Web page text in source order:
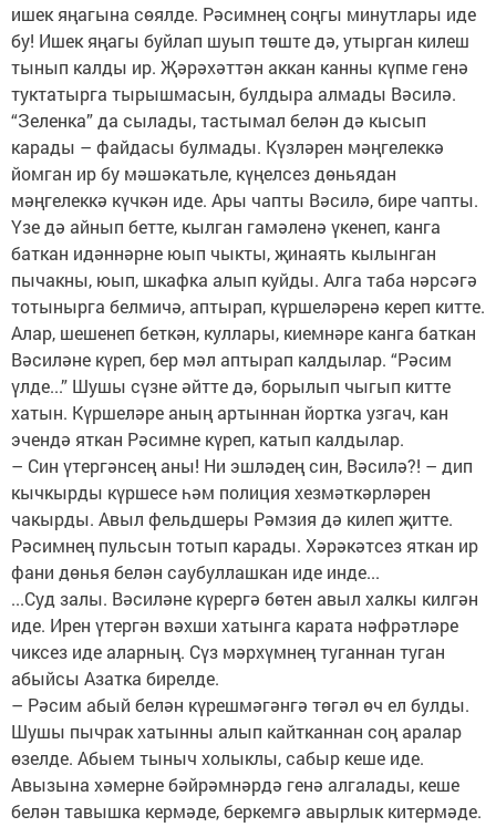
ишек яңагына сөялде. Рәсимнең соңгы минутлары иде
бу! Ишек яңагы буйлап шуып төште дә, утырган килеш
тынып калды ир. Җәрәхәттән аккан канны күпме генә
туктатырга тырышмасын, булдыра алмады Вәсилә.
“Зеленка” да сылады, тастымал белән дә кысып
карады – файдасы булмады. Күзләрен мәңгелеккә
йомган ир бу мәшәкатьле, күңелсез дөньядан
мәңгелеккә күчкән иде. Ары чапты Вәсилә, бире чапты.
Үзе дә айнып бетте, кылган гамәленә үкенеп, канга
баткан идәннәрне юып чыкты, җинаять кылынган
пычакны, юып, шкафка алып куйды. Алга таба нәрсәгә
тотынырга белмичә, аптырап, күршеләренә кереп китте.
Алар, шешенеп беткән, куллары, киемнәре канга баткан
Вәсиләне күреп, бер мәл аптырап калдылар. “Рәсим
үлде...” Шушы сүзне әйтте дә, борылып чыгып китте
хатын. Күршеләре аның артыннан йортка узгач, кан
эчендә яткан Рәсимне күреп, катып калдылар.
– Син үтергәнсең аны! Ни эшләдең син, Вәсилә?! – дип
кычкырды күршесе һәм полиция хезмәткәрләрен
чакырды. Авыл фельдшеры Рәмзия дә килеп җитте.
Рәсимнең пульсын тотып карады. Хәрәкәтсез яткан ир
фани дөнья белән саубуллашкан иде инде...
...Суд залы. Вәсиләне күрергә бөтен авыл халкы килгән
иде. Ирен үтергән вәхши хатынга карата нәфрәтләре
чиксез иде аларның. Сүз мәрхүмнең туганнан туган
абыйсы Азатка бирелде.
– Рәсим абый белән күрешмәгәнгә төгәл өч ел булды.
Шушы пычрак хатынны алып кайтканнан соң аралар
өзелде. Абыем тыныч холыклы, сабыр кеше иде.
Авызына хәмерне бәйрәмнәрдә генә алгалады, кеше
белән тавышка кермәде, беркемгә авырлык китермәде.